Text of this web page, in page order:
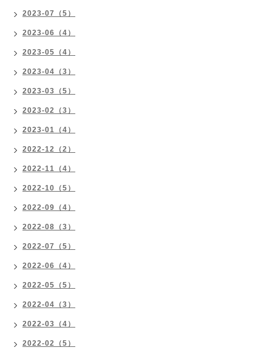
2023-07（5）
2023-06（4）
2023-05（4）
2023-04（3）
2023-03（5）
2023-02（3）
2023-01（4）
2022-12（2）
2022-11（4）
2022-10（5）
2022-09（4）
2022-08（3）
2022-07（5）
2022-06（4）
2022-05（5）
2022-04（3）
2022-03（4）
2022-02（5）